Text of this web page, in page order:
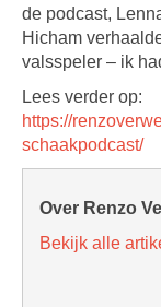
de podcast,
Hicham
valsspeler – ik
Lees verder op:
https://
schaakpodcast/
Over Renzo
Bekijk alle